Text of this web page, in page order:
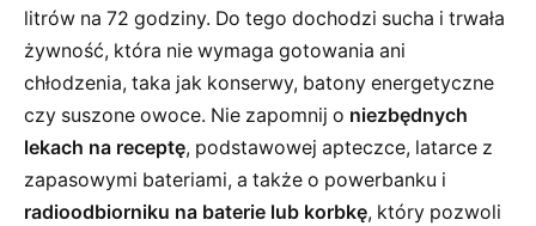
litrów na 72 godziny. Do tego dochodzi sucha i trwała
żywność, która nie wymaga gotowania ani
chłodzenia, taka jak konserwy, batony energetyczne
czy suszone owoce. Nie zapomnij o niezbędnych
lekach na receptę, podstawowej apteczce, latarce z
zapasowymi bateriami, a także o powerbanku i
radioodbiorniku na baterie lub korbkę, który pozwoli